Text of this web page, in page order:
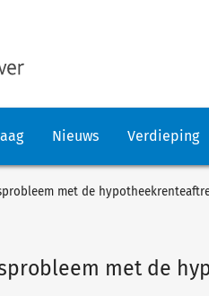
Nieuws Verdieping
met de
met de